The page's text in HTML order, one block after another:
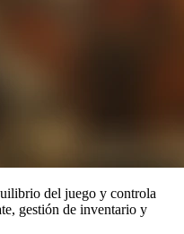
del juego y controla
gestión de inventario y